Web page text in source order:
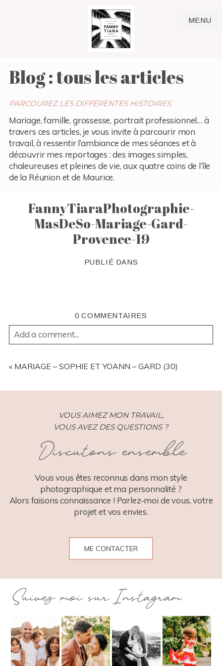
MENU
Blog : tous les articles
PARCOUREZ LES DIFFÉRENTES HISTOIRES
Mariage, famille, grossesse, portrait professionnel… à
travers ces articles, je vous invite à parcourir mon
travail, à ressentir l’ambiance de mes séances et à
découvrir mes reportages : des images simples,
chaleureuses et pleines de vie, aux quatre coins de l’île
de la Réunion et de Maurice.
FannyTiaraPhotographie-
MasDeSo-Mariage-Gard-
Provence-19
PUBLIÉ DANS
0 COMMENTAIRES
Add a comment...
REQUIRED FIELDS ARE MARKED *
« MARIAGE – SOPHIE ET YOANN – GARD (30)
VOUS AIMEZ MON TRAVAIL,
VOUS AVEZ DES QUESTIONS ?
Discutons ensemble
Vous vous êtes reconnus dans mon style
photographique et ma personnalité ?
Alors faisons connaissance ! Parlez-moi de vous, votre
projet et vos envies.
ME CONTACTER
Suivez moi sur Instagram